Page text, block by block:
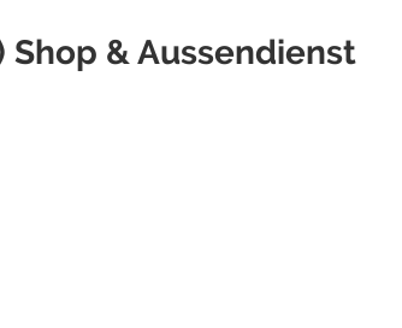
& Aussendienst